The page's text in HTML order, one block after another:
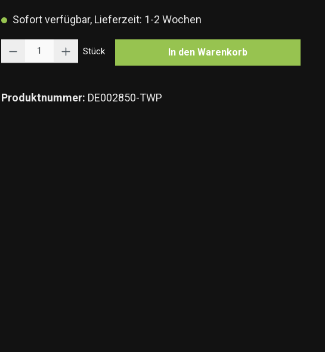
Sofort verfügbar, Lieferzeit: 1-2 Wochen
Stück In den Warenkorb
Produktnummer: DE002850-TWP